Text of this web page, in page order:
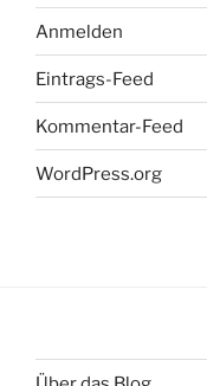
Anmelden
Eintrags-Feed
Kommentar-Feed
WordPress.org